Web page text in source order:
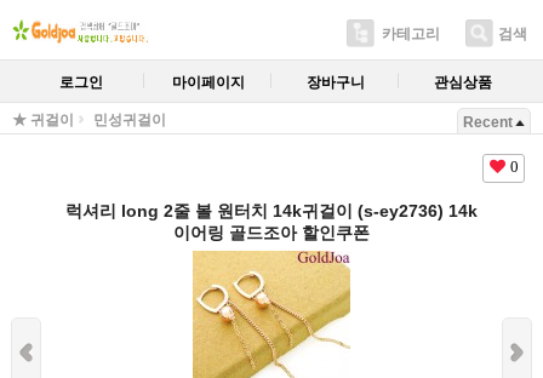
카테고리 검색
로그인 마이페이지 장바구니 관심상품
★ 귀걸이 민성귀걸이 Recent
0
럭셔리 long 2줄 볼 원터치 14k귀걸이 (s-ey2736) 14k
이어링 골드조아 할인쿠폰